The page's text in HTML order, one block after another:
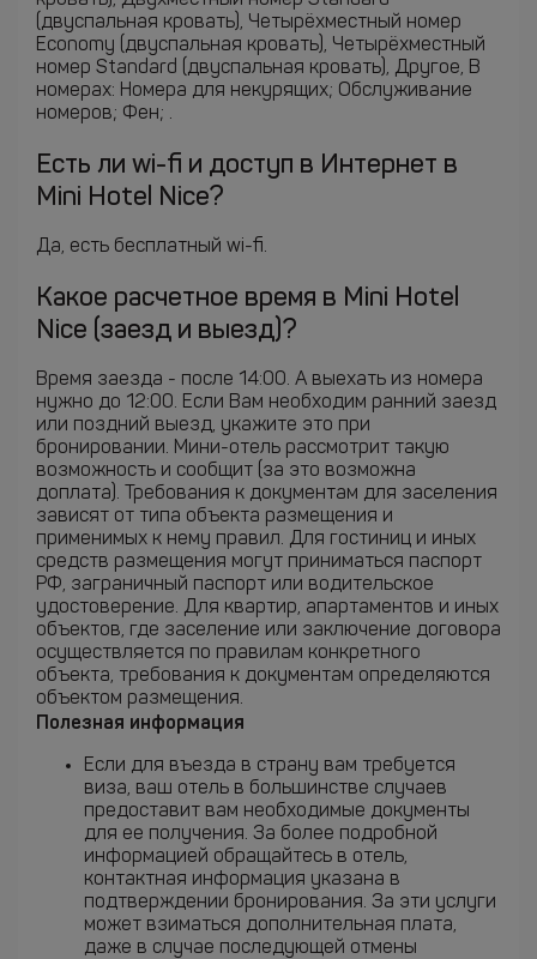
(двуспальная кровать), Четырёхместный номер
Economy (двуспальная кровать), Четырёхместный
номер Standard (двуспальная кровать), Другое, В
номерах: Номера для некурящих; Обслуживание
номеров; Фен; .
Есть ли wi-fi и доступ в Интернет в
Mini Hotel Nice?
Да, есть бесплатный wi-fi.
Какое расчетное время в Mini Hotel
Nice (заезд и выезд)?
Время заезда - после 14:00. А выехать из номера
нужно до 12:00. Если Вам необходим ранний заезд
или поздний выезд, укажите это при
бронировании. Мини-отель рассмотрит такую
возможность и сообщит (за это возможна
доплата). Требования к документам для заселения
зависят от типа объекта размещения и
применимых к нему правил. Для гостиниц и иных
средств размещения могут приниматься паспорт
РФ, заграничный паспорт или водительское
удостоверение. Для квартир, апартаментов и иных
объектов, где заселение или заключение договора
осуществляется по правилам конкретного
объекта, требования к документам определяются
объектом размещения.
Полезная информация
Если для въезда в страну вам требуется
виза, ваш отель в большинстве случаев
предоставит вам необходимые документы
для ее получения. За более подробной
информацией обращайтесь в отель,
контактная информация указана в
подтверждении бронирования. За эти услуги
может взиматься дополнительная плата,
даже в случае последующей отмены